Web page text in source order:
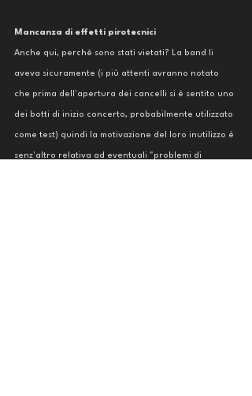
Mancanza di effetti pirotecnici
Anche qui, perché sono stati vietati? La band li
aveva sicuramente (i più attenti avranno notato
che prima dell'apertura dei cancelli si è sentito uno
dei botti di inizio concerto, probabilmente utilizzato
come test) quindi la motivazione del loro inutilizzo è
senz'altro relativa ad eventuali "problemi di